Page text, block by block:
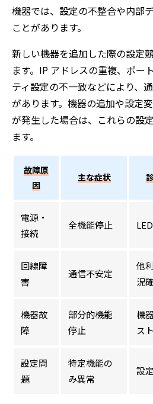
機器では、設定の不整合や内部
ことがあります。
新しい機器を追加した際の設定
ます。IP アドレスの重複、ポー
ティ設定の不一致などにより、
があります。機器の追加や設定
が発生した場合は、これらの設
ます。
故障原
因
主な症状
電源・
接続
全機能停止
回線障
害
通信不安定
他
況
機器故
障
部分的機能
停止
機
スト
設定問
題
特定機能の
み異常
設